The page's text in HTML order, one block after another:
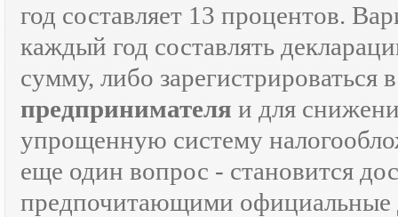
год составляет 13 процентов.
каждый год составлять
сумму, либо зарегистрироваться
предпринимателя и для
упрощенную систему
еще один вопрос - становится
предпочитающими официальные